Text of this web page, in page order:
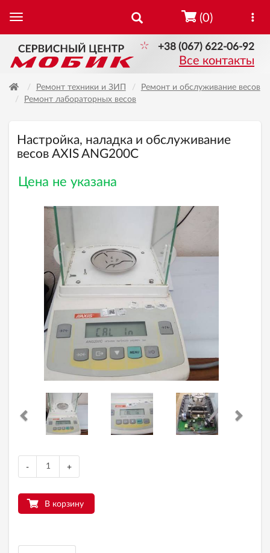
+38 (067) 622-06-92
Все контакты
(0)
Ремонт техники и ЗИП
Ремонт и обслуживание весов
Ремонт лабораторных весов
Настройка, наладка и обслуживание
весов AXIS ANG200C
Цена не указана
- +
В корзину